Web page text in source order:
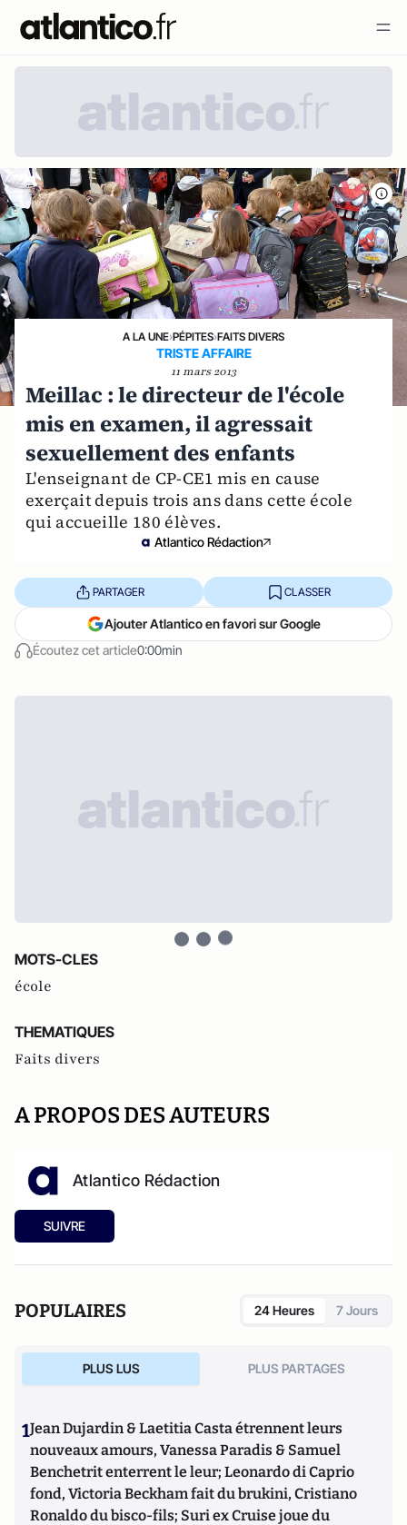
A LA UNE›PÉPITES›FAITS DIVERS
TRISTE AFFAIRE
11 mars 2013
Meillac : le directeur de l'école
mis en examen, il agressait
sexuellement des enfants
L'enseignant de CP-CE1 mis en cause
exerçait depuis trois ans dans cette école
qui accueille 180 élèves.
Atlantico Rédaction
Écoutez cet article0:00min
PARTAGER CLASSER
Ajouter Atlantico en favori sur Google
MOTS-CLES
école
THEMATIQUES
Faits divers
A PROPOS DES AUTEURS
Atlantico Rédaction
SUIVRE
POPULAIRES 24 Heures 7 Jours
PLUS LUS PLUS PARTAGES
1Jean Dujardin & Laetitia Casta étrennent leurs
nouveaux amours, Vanessa Paradis & Samuel
Benchetrit enterrent le leur; Leonardo di Caprio
fond, Victoria Beckham fait du brukini, Cristiano
Ronaldo du bisco-fils; Suri ex Cruise joue du